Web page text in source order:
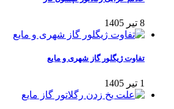
8 تیر 1405
تفاوت ژیگلور گاز شهری و مایع
1 تیر 1405